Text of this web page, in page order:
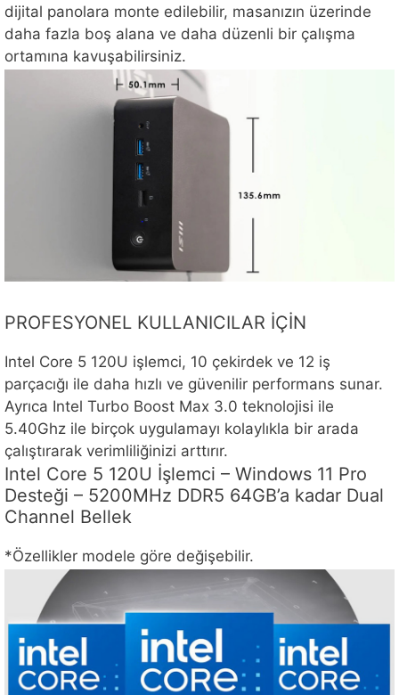
dijital panolara monte edilebilir, masanızın üzerinde
daha fazla boş alana ve daha düzenli bir çalışma
ortamına kavuşabilirsiniz.
PROFESYONEL KULLANICILAR İÇİN
Intel Core 5 120U işlemci, 10 çekirdek ve 12 iş
parçacığı ile daha hızlı ve güvenilir performans sunar.
Ayrıca Intel Turbo Boost Max 3.0 teknolojisi ile
5.40Ghz ile birçok uygulamayı kolaylıkla bir arada
çalıştırarak verimliliğinizi arttırır.
Intel Core 5 120U İşlemci – Windows 11 Pro
Desteği – 5200MHz DDR5 64GB’a kadar Dual
Channel Bellek
*Özellikler modele göre değişebilir.